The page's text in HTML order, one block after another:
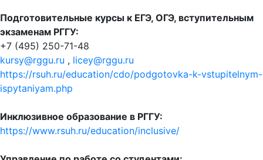
Подготовительные курсы к ЕГЭ, ОГЭ, вступительным
экзаменам РГГУ:
+7 (495) 250-71-48
kursy@rggu.ru , licey@rggu.ru
https://rsuh.ru/education/cdo/podgotovka-k-vstupitelnym-
ispytaniyam.php
Инклюзивное образование в РГГУ:
https://www.rsuh.ru/education/inclusive/